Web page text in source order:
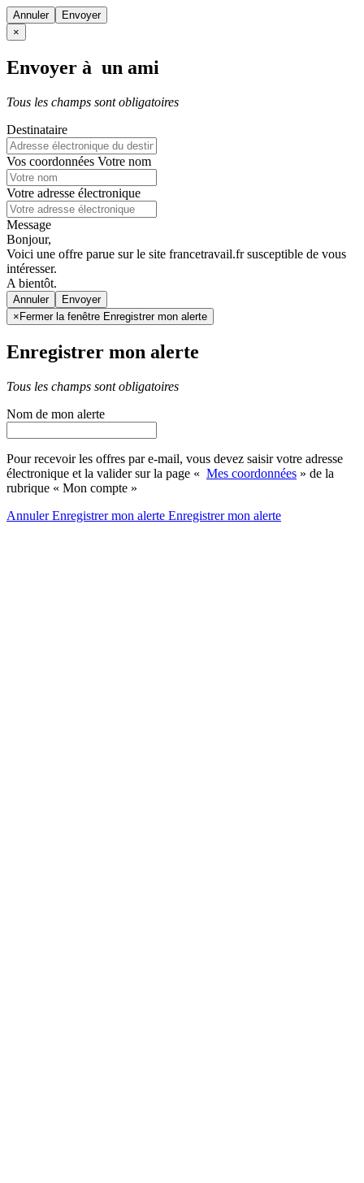
Annuler
×
Envoyer à un ami
Tous les champs sont obligatoires
Destinataire
Vos coordonnées Votre nom
Votre adresse électronique
Message
Bonjour,
Voici une offre parue sur le site francetravail.fr susceptible de vous
intéresser.
A bientôt.
Annuler
× Fermer la fenêtre Enregistrer mon alerte
Enregistrer mon alerte
Tous les champs sont obligatoires
Nom de mon alerte
Pour recevoir les offres par e-mail, vous devez saisir votre adresse
électronique et la valider sur la page « Mes coordonnées » de la
rubrique « Mon compte »
AnnulerEnregistrer mon alerte Enregistrermon alerte